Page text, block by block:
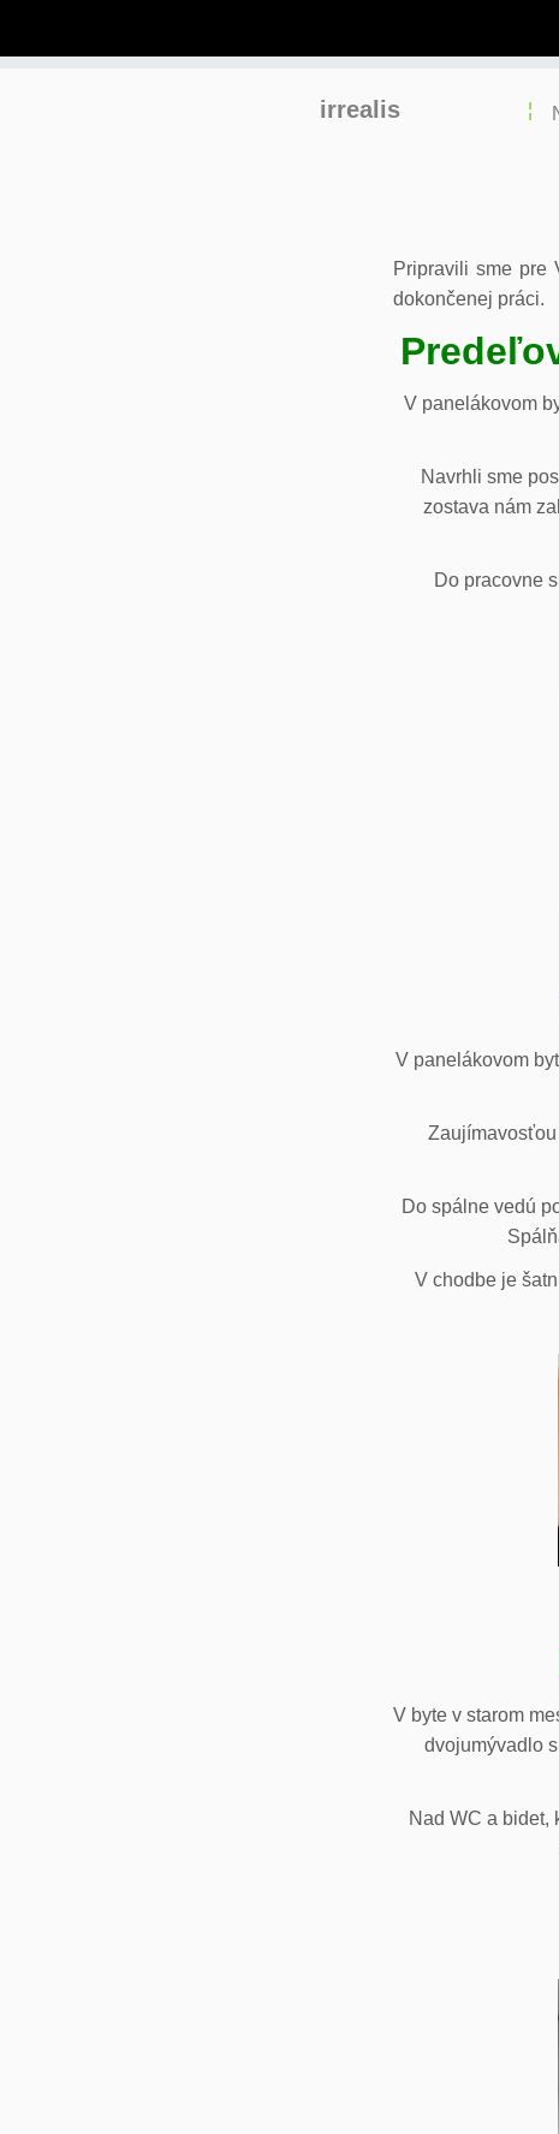
irrealis
Pripravili sme pre
dokončenej práci.
V panelákovom
Navrhli sme
zostava nám
Do pracovne
V panelákovom
Zaujímavosťou
Do spálne vedú
V chodbe je
V byte v starom
dvojumývadlo
Nad WC a bidet,